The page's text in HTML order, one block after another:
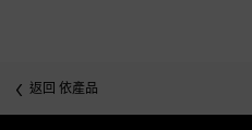
返回 依產品